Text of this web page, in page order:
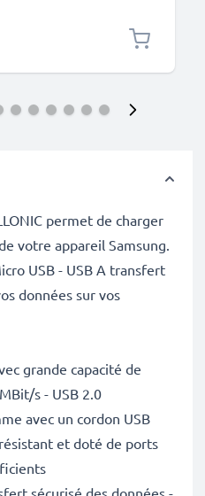
/ 2000mA, Cordon /
permet de charger
votre appareil Samsung.
USB - USB A transfert
données sur vos
grande capacité de
s - USB 2.0
avec un cordon USB
et doté de ports
sécurisé des données -